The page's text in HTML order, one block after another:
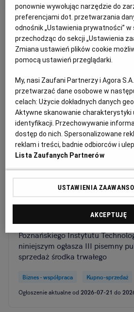
Otrzymuj wiadomości z najnowszymi
Ustaw alert
Kat: Biznes - współpraca
Sortuj wg daty: od najnowszej
Ogłoszenia standardowe
Dyrektor Sieć Badawcza
Poznańskiego Instytutu
niniejszym ogłasza III pisemny
sprzedaż środka trwałego
Biznes - współpraca
Kupno-sprzedaż
Ogłoszenie aktualne od 2026-07-21 do
ponownie wywołując narzędzie do
preferencjami dot. przetwarzania
odnośnik „Ustawienia prywatności”
przechodząc do sekcji „Ustawienia
Zmiana ustawień plików cookie
pomocą ustawień przeglądarki.
My, nasi Zaufani Partnerzy i Agora
przetwarzać dane osobowe w
celach:Użycie dokładnych danych
Aktywne skanowanie charakterystyki
identyfikacji. Przechowywanie
dostęp do nich. Spersonalizowane
reklam i treści, badnie odbiorców
Lista Zaufanych Partnerów
USTAWIENIA
AKCEPTUJĘ